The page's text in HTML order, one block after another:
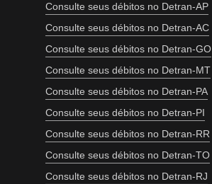
Consulte seus débitos no Detran-AP
Consulte seus débitos no Detran-AC
Consulte seus débitos no Detran-GO
Consulte seus débitos no Detran-MT
Consulte seus débitos no Detran-PA
Consulte seus débitos no Detran-PI
Consulte seus débitos no Detran-RR
Consulte seus débitos no Detran-TO
Consulte seus débitos no Detran-RJ